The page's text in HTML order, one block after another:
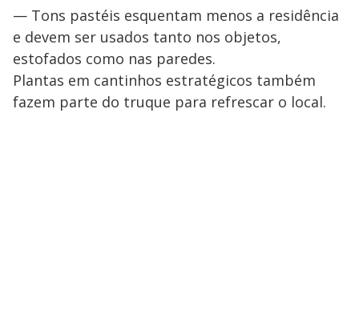
— Tons pastéis esquentam menos a residência
e devem ser usados tanto nos objetos,
estofados como nas paredes.
Plantas em cantinhos estratégicos também
fazem parte do truque para refrescar o local.